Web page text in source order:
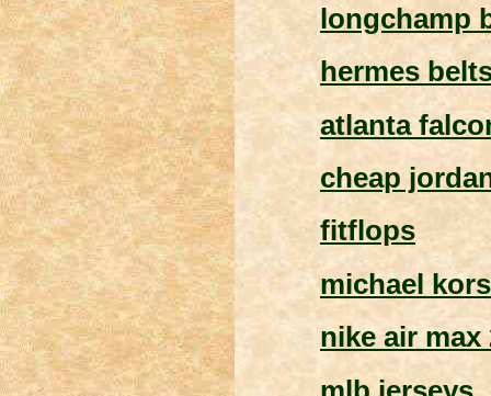
longchamp
hermes
atlanta
cheap
fitflops
michael
nike air max